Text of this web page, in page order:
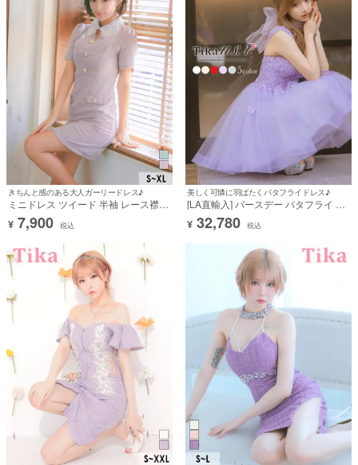
きちんと感のある大人ガーリードレス♪
ミニドレス ツイード 半袖 レース襟付
き パールボタン 胸元カバー XL 紫 パ
ープル Aライン キャバドレス (聖菜着
¥ 7,900 税込
美しく可憐に羽ばたくバタフライドレス♪
[LA直輸入] バースデー バタフライ キ
ラキラスパンコール 刺繍 キャミソー
ル ボリュームラメ フレアミニドレス
¥ 32,780 税込